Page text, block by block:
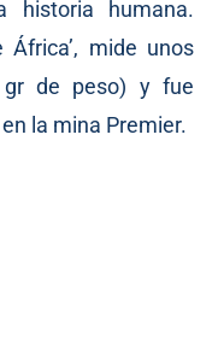
historia humana.
África’, mide unos
de peso) y fue
la mina Premier.